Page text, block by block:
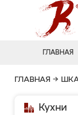
ГЛАВНАЯ
ГЛАВНАЯ →
Кухни